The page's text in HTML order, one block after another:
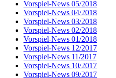
Vorspiel-News 05/2018
Vorspiel-News 04/2018
Vorspiel-News 03/2018
Vorspiel-News 02/2018
Vorspiel-News 01/2018
Vorspiel-News 12/2017
Vorspiel-News 11/2017
Vorspiel-News 10/2017
Vorspiel-News 09/2017